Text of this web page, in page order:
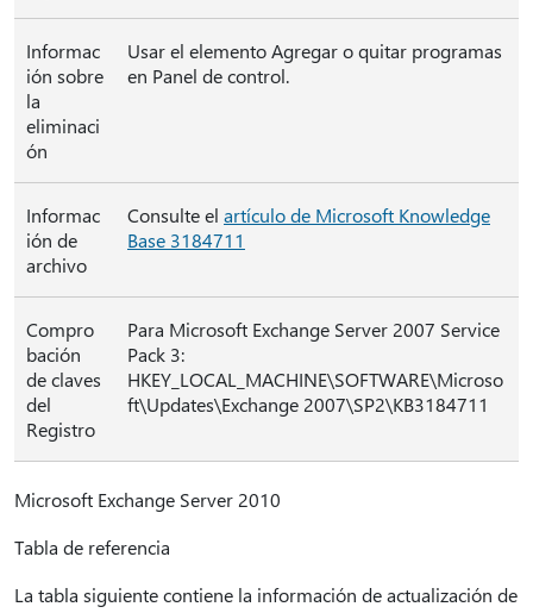
Informac
ión sobre
la
eliminaci
ón
Usar el elemento Agregar o quitar programas
en Panel de control.
Informac
ión de
archivo
Consulte el artículo de Microsoft Knowledge
Base 3184711
Compro
bación
de claves
del
Registro
Para Microsoft Exchange Server 2007 Service
Pack 3:
HKEY_LOCAL_MACHINE\SOFTWARE\Microso
ft\Updates\Exchange 2007\SP2\KB3184711
Microsoft Exchange Server 2010
Tabla de referencia
La tabla siguiente contiene la información de actualización de